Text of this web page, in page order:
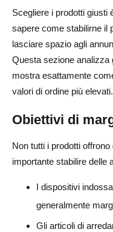
Scegliere i prodotti giusti
sapere come stabilirne il
lasciare spazio agli
Questa sezione analizza
mostra esattamente
valori di ordine più elevati.
Obiettivi di
Non tutti i prodotti
importante stabilire delle
I dispositivi
generalmente
Gli articoli di